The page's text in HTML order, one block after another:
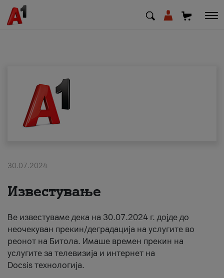
EN
Надополни кредит
Плати сметка
За нас
#ПодобарОнлајн
30.07.2024
Известување
Ве известуваме дека на 30.07.2024 г. дојде до
неочекуван прекин/деградација на услугите во
реонот на Битола. Имаше времен прекин на
услугите за телевизија и интернет на
Docsis технологија.